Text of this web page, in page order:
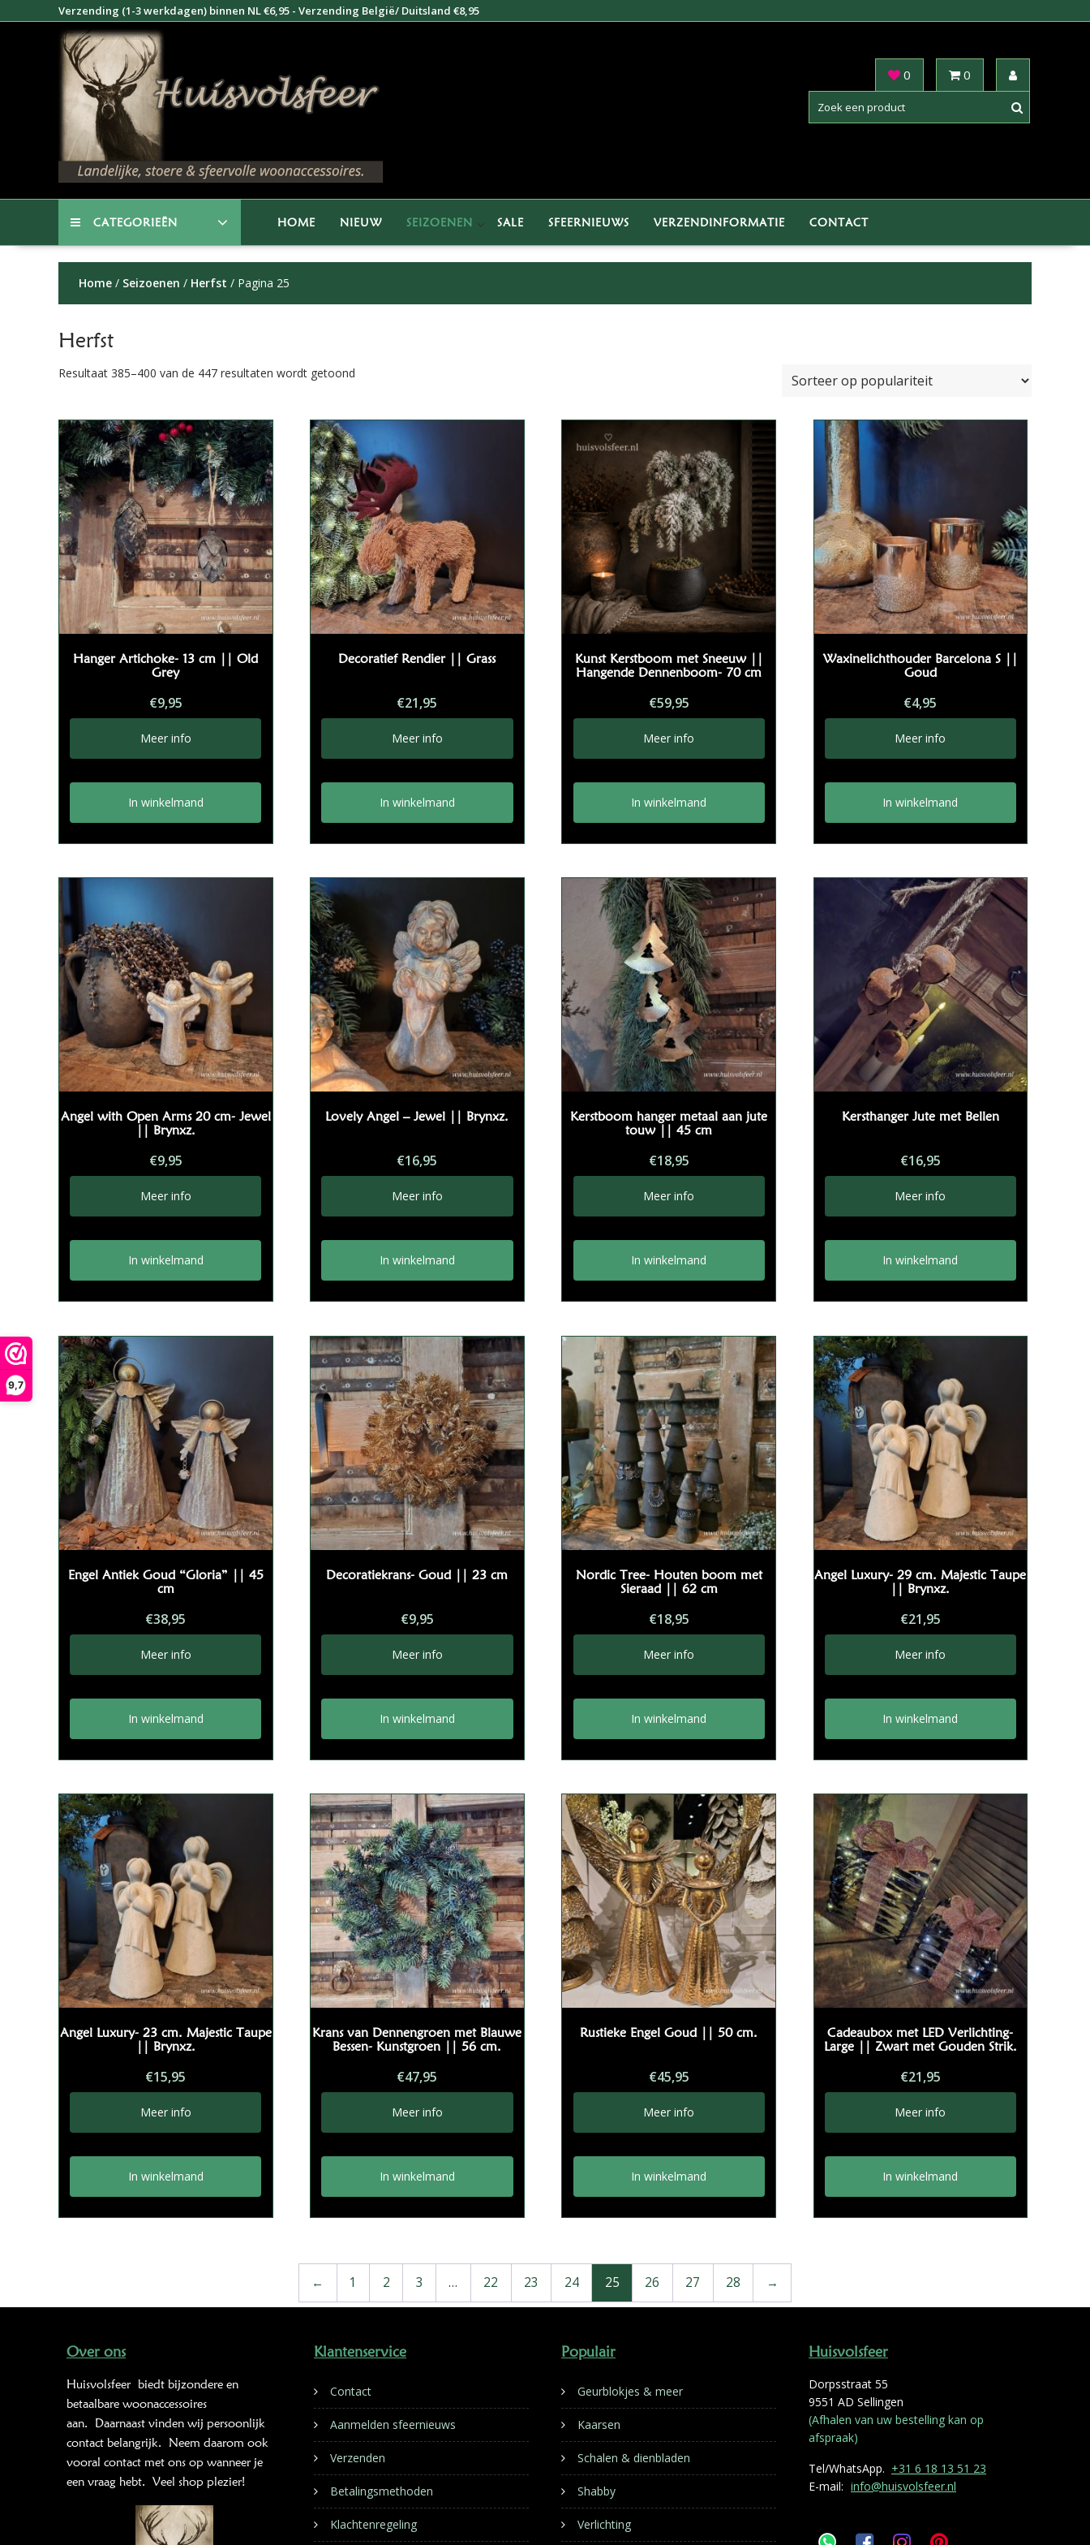
9,7
naar
Verzending (1-3 werkdagen) binnen NL €6,95 - Verzending België/ Duitsland €8,95
0 0
CATEGORIEËN HOME NIEUW SEIZOENEN SALE SFEERNIEUWS VERZENDINFORMATIE CONTACT
Home / Seizoenen / Herfst / Pagina 25
Herfst
Resultaat 385–400 van de 447 resultaten wordt getoond
Hanger Artichoke- 13 cm || Old
Grey
€9,95
Meer info
In winkelmand
Decoratief Rendier || Grass
€21,95
Meer info
In winkelmand
Kunst Kerstboom met Sneeuw ||
Hangende Dennenboom- 70 cm
€59,95
Meer info
In winkelmand
Waxinelichthouder Barcelona S ||
Goud
€4,95
Meer info
In winkelmand
Angel with Open Arms 20 cm- Jewel
|| Brynxz.
€9,95
Meer info
In winkelmand
Lovely Angel – Jewel || Brynxz.
€16,95
Meer info
In winkelmand
Kerstboom hanger metaal aan jute
touw || 45 cm
€18,95
Meer info
In winkelmand
Kersthanger Jute met Bellen
€16,95
Meer info
In winkelmand
Engel Antiek Goud “Gloria” || 45
cm
€38,95
Meer info
In winkelmand
Decoratiekrans- Goud || 23 cm
€9,95
Meer info
In winkelmand
Nordic Tree- Houten boom met
Sieraad || 62 cm
€18,95
Meer info
In winkelmand
Angel Luxury- 29 cm. Majestic Taupe
|| Brynxz.
€21,95
Meer info
In winkelmand
Angel Luxury- 23 cm. Majestic Taupe
|| Brynxz.
€15,95
Meer info
In winkelmand
Krans van Dennengroen met Blauwe
Bessen- Kunstgroen || 56 cm.
€47,95
Meer info
In winkelmand
Rustieke Engel Goud || 50 cm.
€45,95
Meer info
In winkelmand
Cadeaubox met LED Verlichting-
Large || Zwart met Gouden Strik.
€21,95
Meer info
In winkelmand
← 1 2 3 … 22 23 24 25 26 27 28 →
Over ons
Huisvolsfeer biedt bijzondere en
betaalbare woonaccessoires
aan. Daarnaast vinden wij persoonlijk
contact belangrijk. Neem daarom ook
vooral contact met ons op wanneer je
een vraag hebt. Veel shop plezier!
Klantenservice
Contact
Aanmelden sfeernieuws
Verzenden
Betalingsmethoden
Klachtenregeling
Populair
Geurblokjes & meer
Kaarsen
Schalen & dienbladen
Shabby
Verlichting
Huisvolsfeer
Dorpsstraat 55
9551 AD Sellingen
(Afhalen van uw bestelling kan op
afspraak)
Tel/WhatsApp. +31 6 18 13 51 23
E-mail: info@huisvolsfeer.nl